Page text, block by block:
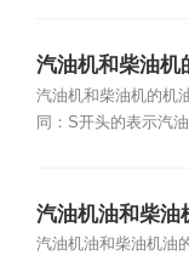
汽油机和柴油机
汽油机和柴油机的机
同：S开头的表示汽油
汽油机油和柴油
汽油机油和柴油机油